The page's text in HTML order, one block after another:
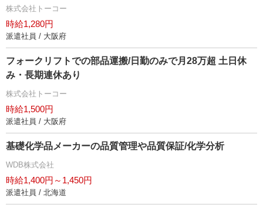
株式会社トーコー
時給1,280円
派遣社員 / 大阪府
フォークリフトでの部品運搬/日勤のみで月28万超 土日休
み・長期連休あり
株式会社トーコー
時給1,500円
派遣社員 / 大阪府
基礎化学品メーカーの品質管理や品質保証/化学分析
WDB株式会社
時給1,400円～1,450円
派遣社員 / 北海道